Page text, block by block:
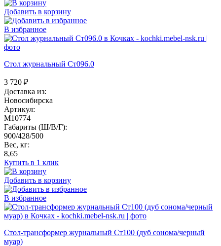
Добавить в корзину
В избранное
Стол журнальный Ст096.0
3 720 ₽
Доставка из:
Новосибирска
Артикул:
M10774
Габариты (Ш/В/Г):
900/428/500
Вес, кг:
8,65
Купить в 1 клик
Добавить в корзину
В избранное
Стол-трансформер журнальный Ст100 (дуб сонома/черный
муар)